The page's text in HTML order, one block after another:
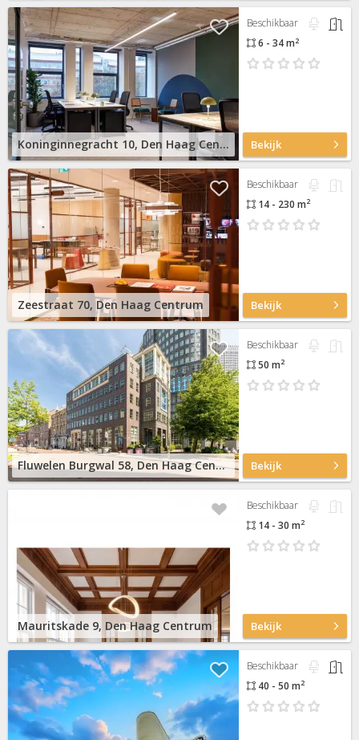
Koninginnegracht 10, Den Haag Centrum
Beschikbaar
6 - 34 m2
Bekijk
Zeestraat 70, Den Haag Centrum
Beschikbaar
14 - 230 m2
Bekijk
Fluwelen Burgwal 58, Den Haag Centrum
Beschikbaar
50 m2
Bekijk
Mauritskade 9, Den Haag Centrum
Beschikbaar
14 - 30 m2
Bekijk
Beschikbaar
40 - 50 m2